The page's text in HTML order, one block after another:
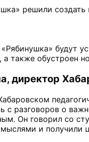
решили
будут
а также обустроен
директор
с разговоров о
Он говорил со
и получили